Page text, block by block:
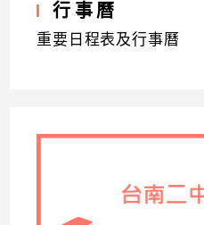
行事曆
重要日程表及行事曆